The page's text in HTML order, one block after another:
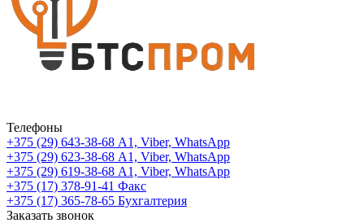
Телефоны
+375 (29) 643-38-68 А1, Viber, WhatsApp
+375 (29) 623-38-68 А1, Viber, WhatsApp
+375 (29) 619-38-68 А1, Viber, WhatsApp
+375 (17) 378-91-41 Факс
+375 (17) 365-78-65 Бухгалтерия
Заказать звонок